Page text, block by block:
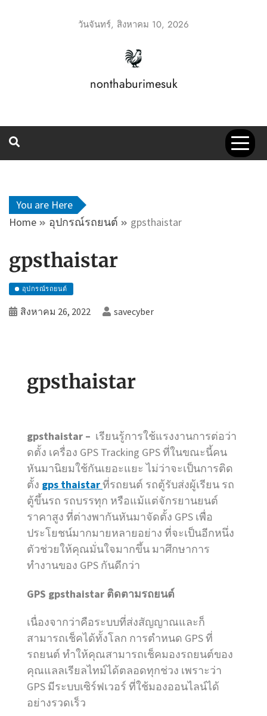
วันจันทร์, สิงหาคม 10, 2026
nonthaburimesuk
You are Here
Home
อุปกรณ์รถยนต์ gpsthaistar
gpsthaistar
อุปกรณ์รถยนต์
สิงหาคม 26, 2022 savecyber
gpsthaistar
gpsthaistar – เรียนรู้การใช้แรงงานการต่อว่า
ดตั้ง เครื่อง GPS Tracking GPS ที่ในขณะนี้คน
หันมานิยมใช้กันเยอะแยะ ไม่ว่าจะเป็นการติด
ตั้ง gps thaistarที่รถยนต์ รถตู้รับส่งผู้เรียน รถ
ตู้ขึ้นรถ รถบรรทุก หรือแม้แต่จักรยานยนต์
ราคาสูง ที่ต่างพากันหันมาจัดตั้ง GPS เพื่อ
ประโยชน์มากมายหลายอย่าง ที่จะเป็นอีกหนึ่ง
ตัวช่วยให้คุณมั่นใจมากขึ้น มาศึกษาการ
ทำงานของ GPS กันดีกว่า
GPS gpsthaistar ติดตามรถยนต์
เนื่องจากว่าคือระบบที่ส่งสัญญาณและก็
สามารถเช็คได้ทั้งโลก การตำหนด GPS ที่
รถยนต์ ทำให้คุณสามารถเช็คมองรถยนต์ของ
คุณแลลเรียลไทม์ได้ตลอดทุกช่วง เพราะว่า
GPS มีระบบเซิร์ฟเวอร์ ที่ใช้มองออนไลน์ได้
อย่างรวดเร็ว